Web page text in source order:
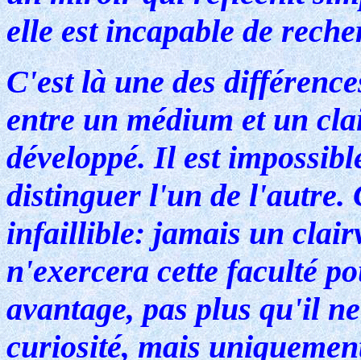
elle est incapable de
C'est là une des
entre un médium et un
développé. Il est
distinguer l'un de l'autre.
infaillible: jamais un
n'exercera cette faculté
avantage, pas plus qu'il ne
curiosité, mais